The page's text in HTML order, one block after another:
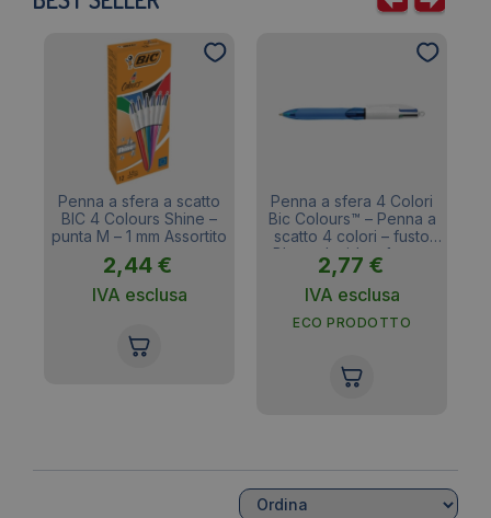
durante l’analisi logica o grammaticale.
bambini e ragazzi, permettendogli di eseguire
loro diari. In questa categoria, in vendita su
LoveOffice tante penne multicolori Bic, Papermate
e Pilot. La versione classica della penna
multicolore è nelle colorazioni blu, nero, rosso e
verde. Tuttavia esistono versioni fashion dove
potrai trovare inchiostri rosa, fucsia etc.
Penna a sfera a scatto
BIC 4 Colours Shine –
punta M – 1 mm Assortito
2,44 €
IVA esclusa
Penna a sfera 4 Colori
Bic Colours™ – Penna a
scatto 4 colori – fusto
Blu traslucido – 1 mm –
8871361
2,77 €
IVA esclusa
ECO PRODOTTO